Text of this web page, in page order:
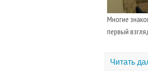
Многие
первый
Читать